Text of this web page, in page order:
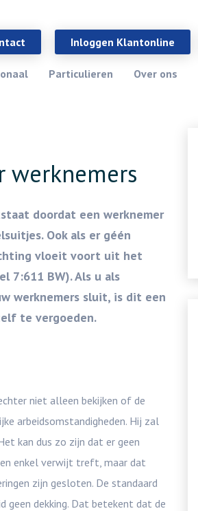
Inloggen Klantonline
Particulieren Over ons
werknemers
doordat een werknemer
Ook als er géén
vloeit voort uit het
7:611 BW). Als u als
werknemers sluit, is dit een
te vergoeden.
niet alleen bekijken of de
arbeidsomstandigheden. Hij zal
kan dus zo zijn dat er geen
enkel verwijt treft, maar dat
zijn gesloten. De standaard
geen dekking. Dat betekent dat de